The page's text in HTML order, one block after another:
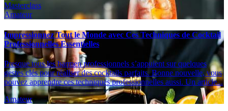
Masterclass
Amateur
Impressionnez Tout le Monde avec Ces Techniques de Cocktail
Professionnelles Essentielles
Presque tous les barmen professionnels s’appuient sur quelques
gestes clés pour réaliser des cocktails parfaits. Bonne nouvelle, vous
pouvez apprendre ces techniques professionnelles aussi. Un article...
Amateur